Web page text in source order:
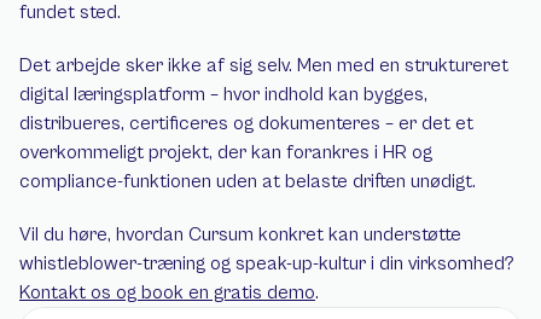
fundet sted.
Det arbejde sker ikke af sig selv. Men med en struktureret
digital læringsplatform – hvor indhold kan bygges,
distribueres, certificeres og dokumenteres – er det et
overkommeligt projekt, der kan forankres i HR og
compliance-funktionen uden at belaste driften unødigt.
Vil du høre, hvordan Cursum konkret kan understøtte
Kontakt os og book en gratis demo.